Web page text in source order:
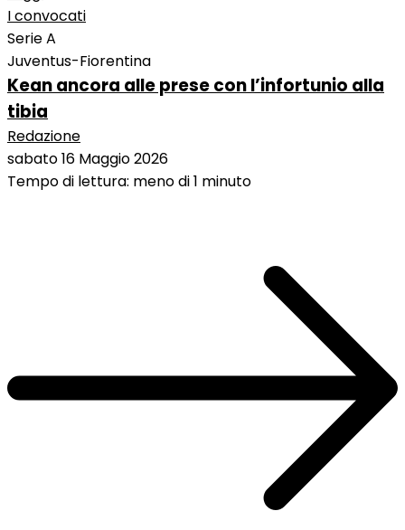
I convocati
Serie A
Juventus-Fiorentina
Kean ancora alle prese con l’infortunio alla
tibia
Redazione
sabato 16 Maggio 2026
Tempo di lettura: meno di 1 minuto